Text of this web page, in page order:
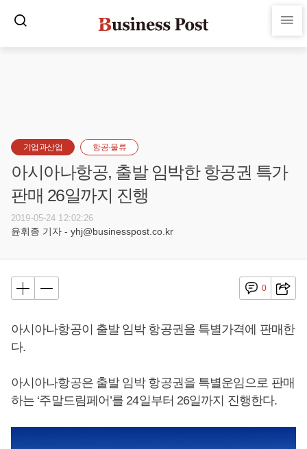
기업과산업 항공·물류
아시아나항공, 출발 임박한 항공권 특가
판매 26일까지 진행
2019-05-24 12:02:26
윤휘종 기자 - yhj@businesspost.co.kr
0
아시아나항공이 출발 임박 항공권을 특별가격에 판매한
다.
아시아나항공은 출발 임박 항공권을 특별운임으로 판매
하는 ‘주말드림페어’를 24일부터 26일까지 진행한다.